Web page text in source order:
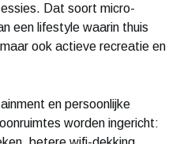
Dat soort micro-
een lifestyle waarin thuis
ook actieve recreatie en
en persoonlijke
worden ingericht: